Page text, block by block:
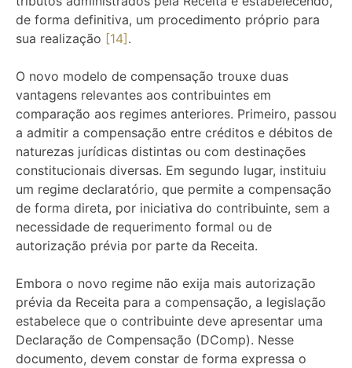
de forma definitiva, um procedimento próprio para
sua realização [14].
O novo modelo de compensação trouxe duas
vantagens relevantes aos contribuintes em
comparação aos regimes anteriores. Primeiro, passou
a admitir a compensação entre créditos e débitos de
naturezas jurídicas distintas ou com destinações
constitucionais diversas. Em segundo lugar, instituiu
um regime declaratório, que permite a compensação
de forma direta, por iniciativa do contribuinte, sem a
necessidade de requerimento formal ou de
autorização prévia por parte da Receita.
Embora o novo regime não exija mais autorização
prévia da Receita para a compensação, a legislação
estabelece que o contribuinte deve apresentar uma
Declaração de Compensação (DComp). Nesse
documento, devem constar de forma expressa o